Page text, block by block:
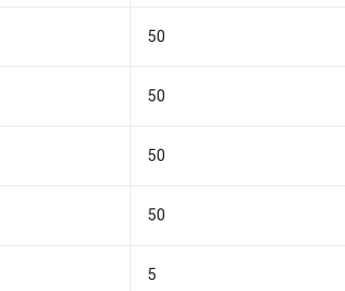
50
50
50
50
5